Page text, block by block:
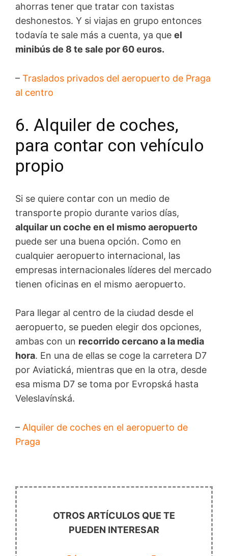
ahorras tener que tratar con taxistas
deshonestos. Y si viajas en grupo entonces
todavía te sale más a cuenta, ya que el
minibús de 8 te sale por 60 euros.
– Traslados privados del aeropuerto de Praga
al centro
6. Alquiler de coches,
para contar con vehículo
propio
Si se quiere contar con un medio de
transporte propio durante varios días,
alquilar un coche en el mismo aeropuerto
puede ser una buena opción. Como en
cualquier aeropuerto internacional, las
empresas internacionales líderes del mercado
tienen oficinas en el mismo aeropuerto.
Para llegar al centro de la ciudad desde el
aeropuerto, se pueden elegir dos opciones,
ambas con un recorrido cercano a la media
hora. En una de ellas se coge la carretera D7
por Aviatická, mientras que en la otra, desde
esa misma D7 se toma por Evropská hasta
Veleslavínská.
– Alquiler de coches en el aeropuerto de
Praga
OTROS ARTÍCULOS QUE TE
PUEDEN INTERESAR